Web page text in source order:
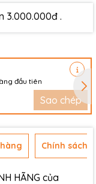
3.000.000đ .
đầu tiên
Sao chép
Chính sách
HÃNG của